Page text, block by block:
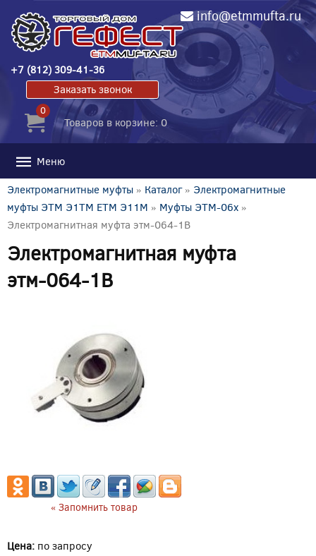
info@etmmufta.ru
+7 (812) 309-41-36
Заказать звонок
0
Товаров в корзине: 0
Меню
Электромагнитные муфты » Каталог» Электромагнитные
муфты ЭТМ Э1ТМ ETM Э11М » Муфты ЭТМ-06x »
Электромагнитная муфта этм-064-1В
Электромагнитная муфта
этм-064-1В
« Запомнить товар
Цена: по запросу